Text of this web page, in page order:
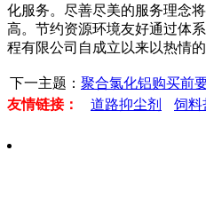
化服务。尽善尽美的服务理念
高。节约资源环境友好通过体
程有限公司自成立以来以热情
下一主题： 聚合氯化铝购买前
友情链接：
道路抑尘剂 饲料